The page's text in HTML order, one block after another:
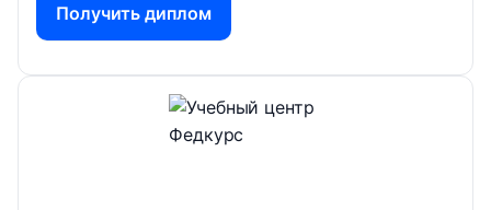
Получить диплом